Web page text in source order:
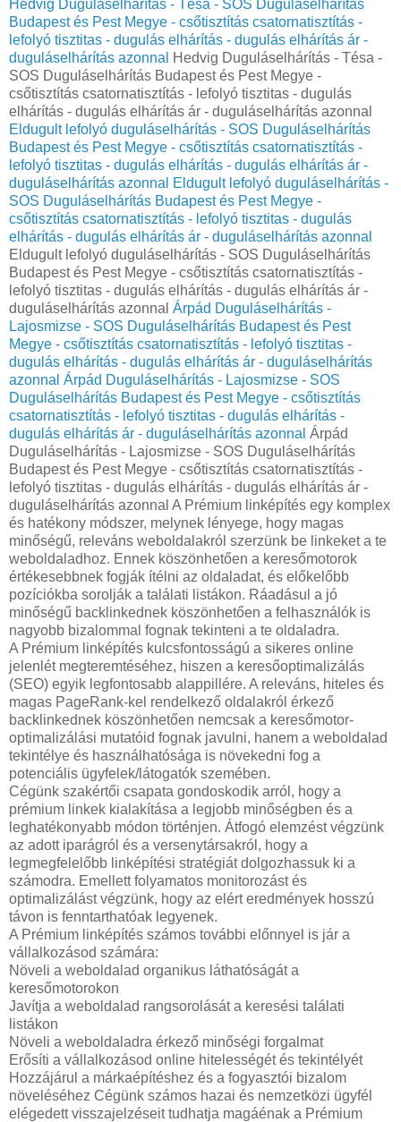
Hedvig Duguláselhárítás - Tésa - SOS Duguláselhárítás
Budapest és Pest Megye - csőtisztítás csatornatisztítás -
lefolyó tisztitas - dugulás elhárítás - dugulás elhárítás ár -
duguláselhárítás azonnal
Hedvig Duguláselhárítás - Tésa -
SOS Duguláselhárítás Budapest és Pest Megye -
csőtisztítás csatornatisztítás - lefolyó tisztitas - dugulás
elhárítás - dugulás elhárítás ár - duguláselhárítás azonnal
Eldugult lefolyó duguláselhárítás - SOS Duguláselhárítás
Budapest és Pest Megye - csőtisztítás csatornatisztítás -
lefolyó tisztitas - dugulás elhárítás - dugulás elhárítás ár -
duguláselhárítás azonnal
Eldugult lefolyó duguláselhárítás -
SOS Duguláselhárítás Budapest és Pest Megye -
csőtisztítás csatornatisztítás - lefolyó tisztitas - dugulás
elhárítás - dugulás elhárítás ár - duguláselhárítás azonnal
Eldugult lefolyó duguláselhárítás - SOS Duguláselhárítás
Budapest és Pest Megye - csőtisztítás csatornatisztítás -
lefolyó tisztitas - dugulás elhárítás - dugulás elhárítás ár -
duguláselhárítás azonnal Árpád Duguláselhárítás -
Lajosmizse - SOS Duguláselhárítás Budapest és Pest
Megye - csőtisztítás csatornatisztítás - lefolyó tisztitas -
dugulás elhárítás - dugulás elhárítás ár - duguláselhárítás
azonnal Árpád Duguláselhárítás - Lajosmizse - SOS
Duguláselhárítás Budapest és Pest Megye - csőtisztítás
csatornatisztítás - lefolyó tisztitas - dugulás elhárítás -
dugulás elhárítás ár - duguláselhárítás azonnal Árpád
Duguláselhárítás - Lajosmizse - SOS Duguláselhárítás
Budapest és Pest Megye - csőtisztítás csatornatisztítás -
lefolyó tisztitas - dugulás elhárítás - dugulás elhárítás ár -
duguláselhárítás azonnal A Prémium linképítés egy komplex
és hatékony módszer, melynek lényege, hogy magas
minőségű, releváns weboldalakról szerzünk be linkeket a te
weboldaladhoz. Ennek köszönhetően a keresőmotorok
értékesebbnek fogják ítélni az oldaladat, és előkelőbb
pozíciókba sorolják a találati listákon. Ráadásul a jó
minőségű backlinkednek köszönhetően a felhasználók is
nagyobb bizalommal fognak tekinteni a te oldaladra.
A Prémium linképítés kulcsfontosságú a sikeres online
jelenlét megteremtéséhez, hiszen a keresőoptimalizálás
(SEO) egyik legfontosabb alappillére. A releváns, hiteles és
magas PageRank-kel rendelkező oldalakról érkező
backlinkednek köszönhetően nemcsak a keresőmotor-
optimalizálási mutatóid fognak javulni, hanem a weboldalad
tekintélye és használhatósága is növekedni fog a
potenciális ügyfelek/látogatók szemében.
Cégünk szakértői csapata gondoskodik arról, hogy a
prémium linkek kialakítása a legjobb minőségben és a
leghatékonyabb módon történjen. Átfogó elemzést végzünk
az adott iparágról és a versenytársakról, hogy a
legmegfelelőbb linképítési stratégiát dolgozhassuk ki a
számodra. Emellett folyamatos monitorozást és
optimalizálást végzünk, hogy az elért eredmények hosszú
távon is fenntarthatóak legyenek.
A Prémium linképítés számos további előnnyel is jár a
vállalkozásod számára:
Növeli a weboldalad organikus láthatóságát a
keresőmotorokon
Javítja a weboldalad rangsorolását a keresési találati
listákon
Növeli a weboldaladra érkező minőségi forgalmat
Erősíti a vállalkozásod online hitelességét és tekintélyét
Hozzájárul a márkaépítéshez és a fogyasztói bizalom
növeléséhez Cégünk számos hazai és nemzetközi ügyfél
elégedett visszajelzéseit tudhatja magáénak a Prémium